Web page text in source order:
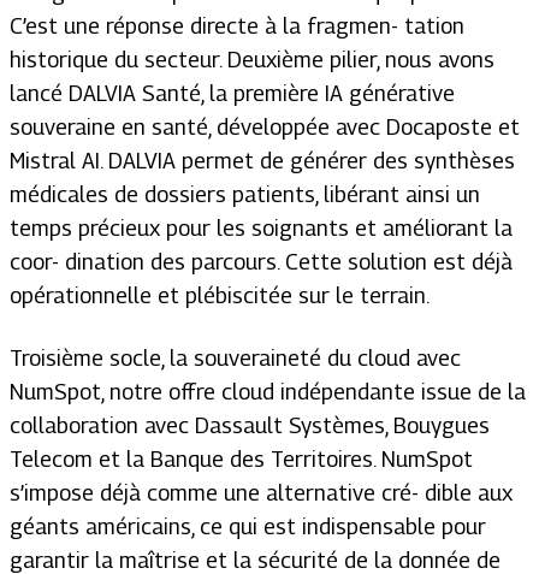
C’est une réponse directe à la fragmen- tation
historique du secteur. Deuxième pilier, nous avons
lancé DALVIA Santé, la première IA générative
souveraine en santé, développée avec Docaposte et
Mistral AI. DALVIA permet de générer des synthèses
médicales de dossiers patients, libérant ainsi un
temps précieux pour les soignants et améliorant la
coor- dination des parcours. Cette solution est déjà
opérationnelle et plébiscitée sur le terrain.
Troisième socle, la souveraineté du cloud avec
NumSpot, notre offre cloud indépendante issue de la
collaboration avec Dassault Systèmes, Bouygues
Telecom et la Banque des Territoires. NumSpot
s’impose déjà comme une alternative cré- dible aux
géants américains, ce qui est indispensable pour
garantir la maîtrise et la sécurité de la donnée de